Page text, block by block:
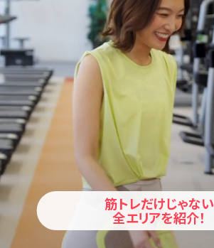
筋トレだけじゃない
全エリアを紹介！